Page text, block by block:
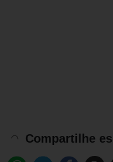
Compartilhe